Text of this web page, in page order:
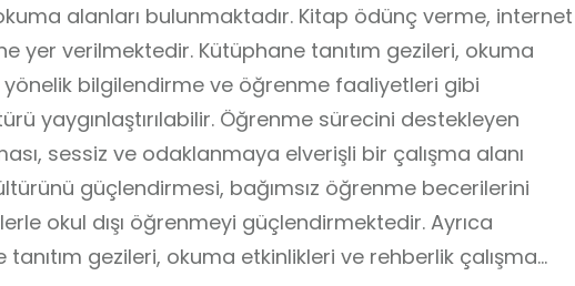
alanları bulunmaktadır. Kitap ödünç verme, internet
yer verilmektedir. Kütüphane tanıtım gezileri, okuma
bilgilendirme ve öğrenme faaliyetleri gibi
yaygınlaştırılabilir. Öğrenme sürecini destekleyen
sessiz ve odaklanmaya elverişli bir çalışma alanı
güçlendirmesi, bağımsız öğrenme becerilerini
okul dışı öğrenmeyi güçlendirmektedir. Ayrıca
gezileri, okuma etkinlikleri ve rehberlik çalışma